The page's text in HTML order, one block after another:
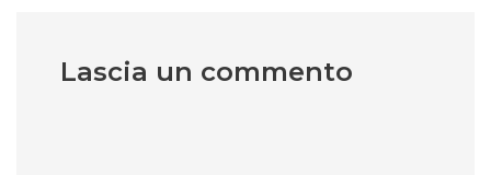
Lascia un commento